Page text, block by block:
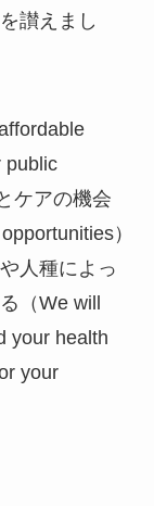
讃えまし
public
ケアの機会
）
人種によっ
（We will
your health
your